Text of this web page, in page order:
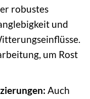
robustes
und
um Rost
Auch